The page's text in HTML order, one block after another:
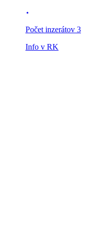
Počet inzerátov 3
Info v RK